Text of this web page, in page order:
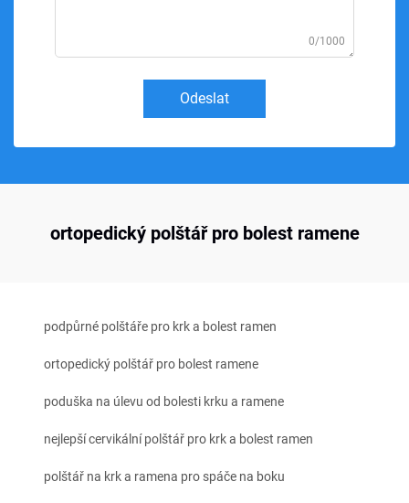
0/1000
Odeslat
ortopedický polštář pro bolest ramene
podpůrné polštáře pro krk a bolest ramen
ortopedický polštář pro bolest ramene
poduška na úlevu od bolesti krku a ramene
nejlepší cervikální polštář pro krk a bolest ramen
polštář na krk a ramena pro spáče na boku